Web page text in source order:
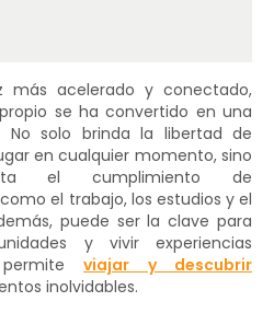
más acelerado y conectado,
se ha convertido en una
No solo brinda la libertad de
en cualquier momento, sino
el cumplimiento de
el trabajo, los estudios y el
puede ser la clave para
y vivir experiencias
viajar y descubrir
inolvidables.